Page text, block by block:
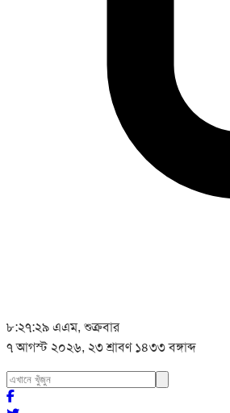
৮:২৭:৩০ এএম, শুক্রবার
৭ আগস্ট ২০২৬, ২৩ শ্রাবণ ১৪৩৩ বঙ্গাব্দ